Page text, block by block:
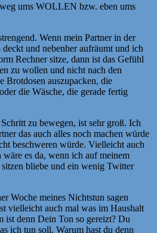
ums WOLLEN bzw. eben ums
Wenn mein Partner in der
und nebenher aufräumt und ich
Rechner sitze, dann ist das Gefühl
zu wollen und nicht nach den
Brotdosen auszupacken, die
die Wäsche, die gerade fertig
zu bewegen, ist sehr groß. Ich
das auch alles noch machen würde
beschweren würde. Vielleicht auch
es da, wenn ich auf meinem
bliebe und ein wenig Twitter
Woche meines Nichtstun sagen
vielleicht auch mal was im Haushalt
ist denn Dein Ton so gereizt? Du
ich tun soll. Warum hast du denn